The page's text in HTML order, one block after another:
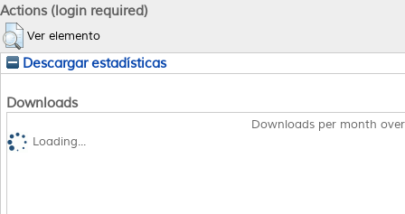
Actions (login required)
Ver elemento
Descargar estadísticas
Downloads
Downloads per month
Loading...